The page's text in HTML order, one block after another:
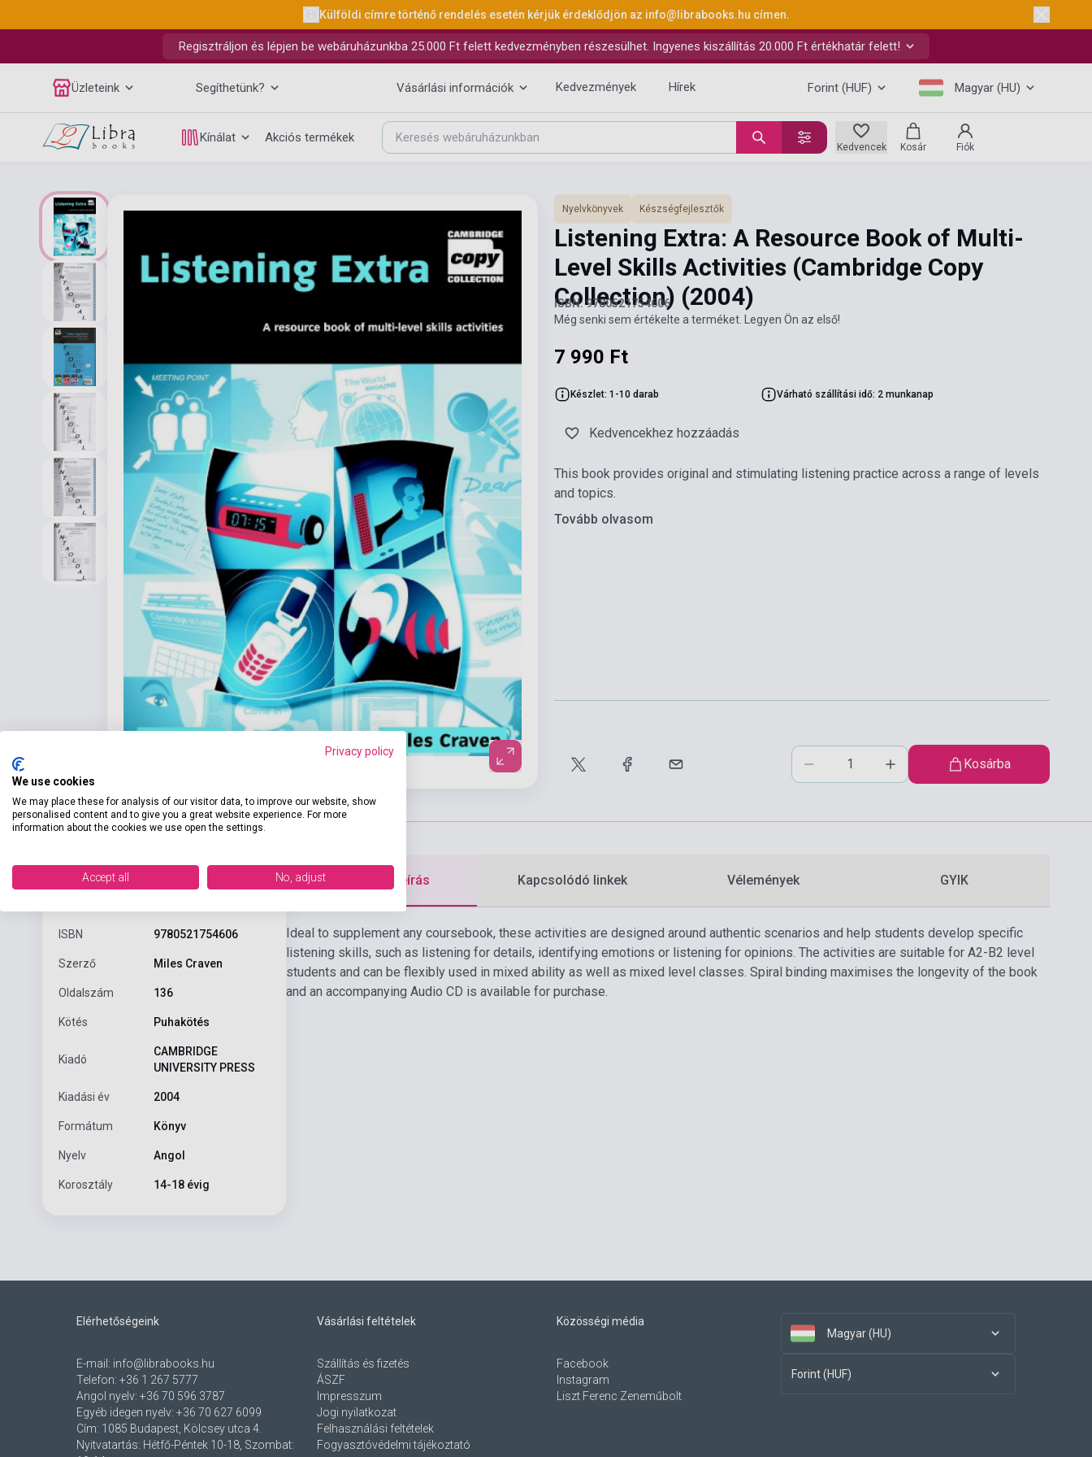
Külföldi címre történő rendelés esetén kérjük érdeklődjön az info@librabooks.hu címen.
Regisztráljon és lépjen be webáruházunkba 25.000 Ft felett kedvezményben részesülhet. Ingyenes kiszállítás 20.000 Ft értékhatár felett!
Üzleteink Segíthetünk? Vásárlási információk Kedvezmények Hírek Forint (HUF) Magyar (HU)
Kínálat Akciós termékek
Kedvencek Kosár Fiók
Nyelvkönyvek Készségfejlesztők
Listening Extra: A Resource Book of Multi-
Level Skills Activities (Cambridge Copy
Collection) (2004)
ISBN: 9780521754606
Még senki sem értékelte a terméket. Legyen Ön az első!
7 990 Ft
Készlet: 1-10 darab Várható szállítási idő: 2 munkanap
Kedvencekhez hozzáadás
This book provides original and stimulating listening practice across a range of levels
and topics.
Tovább olvasom
Kosárba
Termékjellemzők
ISBN 9780521754606
Szerző Miles Craven
Oldalszám 136
Kötés Puhakötés
Kiadó
CAMBRIDGE
UNIVERSITY PRESS
Kiadási év 2004
Formátum Könyv
Nyelv Angol
Korosztály 14-18 évig
Részletes leírás Kapcsolódó linkek Vélemények GYIK
Ideal to supplement any coursebook, these activities are designed around authentic scenarios and help students develop specific
listening skills, such as listening for details, identifying emotions or listening for opinions. The activities are suitable for A2-B2 level
students and can be flexibly used in mixed ability as well as mixed level classes. Spiral binding maximises the longevity of the book
and an accompanying Audio CD is available for purchase.
Elérhetőségeink
E-mail: info@librabooks.hu
Telefon: +36 1 267 5777
Angol nyelv: +36 70 596 3787
Egyéb idegen nyelv: +36 70 627 6099
Cím: 1085 Budapest, Kölcsey utca 4.
Nyitvatartás: Hétfő-Péntek 10-18, Szombat:
Vásárlási feltételek
Szállítás és fizetés
ÁSZF
Impresszum
Jogi nyilatkozat
Felhasználási feltételek
Fogyasztóvédelmi tájékoztató
Közösségi média
Facebook
Instagram
Liszt Ferenc Zeneműbolt
Magyar (HU)
Forint (HUF)
Privacy policy
We use cookies
We may place these for analysis of our visitor data, to improve our website, show
personalised content and to give you a great website experience. For more
information about the cookies we use open the settings.
Accept all No, adjust